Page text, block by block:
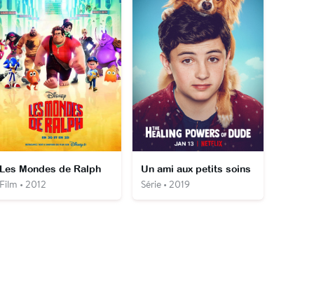
Mondes de Ralph
• 2012
Un ami aux petits soins
Série • 2019